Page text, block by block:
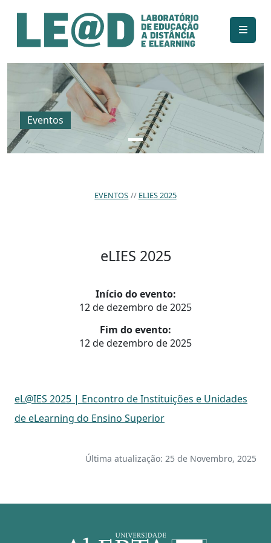
Ir para o conteúdo principal
Informações de acessibilidade
Mapa do site
Eventos
EVENTOS ELIES 2025
eLIES 2025
Início do evento:
12 de dezembro de 2025
Fim do evento:
12 de dezembro de 2025
eL@IES 2025 | Encontro de Instituições e Unidades
de eLearning do Ensino Superior
Última atualização: 25 de Novembro, 2025